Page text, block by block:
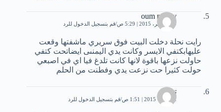
oum nouny
29 سبتمبر، 2015 | 5:29 ص قم بتسجيل الدخول للرد
رايت نحلة دخلت البيت فوق سريري ماشفتها وقعت
عليهابكتفي الايسر وكانت يدي اليمنىى ايضاتحت كتفي
حاولت نزعها باقوة لانها كانت تلدغ فيا اي في اصبعي
حولت كثيرا حت نزعت يدي وفطنت من الحلم
تمرايه
2 أكتوبر، 2015 | 1:51 ص قم بتسجيل الدخول للرد